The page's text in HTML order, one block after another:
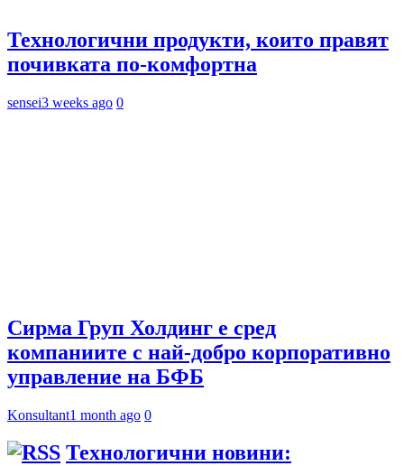
Технологични продукти, които правят
почивката по-комфортна
sensei3 weeks ago 0
Сирма Груп Холдинг е сред
компаниите с най-добро корпоративно
управление на БФБ
Konsultant1 month ago 0
Технологични новини: